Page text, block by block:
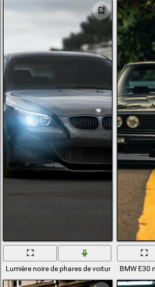
Lumière noire de phares de voiture de BMW
BMW E30